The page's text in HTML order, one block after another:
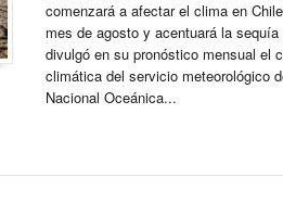
comenzará a afectar el clima en
mes de agosto y acentuará la
divulgó en su pronóstico mensual el
climática del servicio meteorológico
Nacional Oceánica...